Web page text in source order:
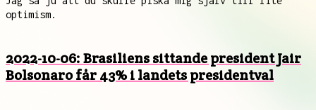
optimism.
2022-10-06: Brasiliens sittande president Jair
Bolsonaro får 43% i landets presidentval